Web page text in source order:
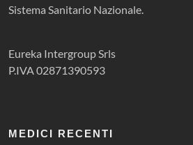
Sistema Sanitario Nazionale.
Eureka Intergroup Srls
P.IVA 02871390593
MEDICI RECENTI